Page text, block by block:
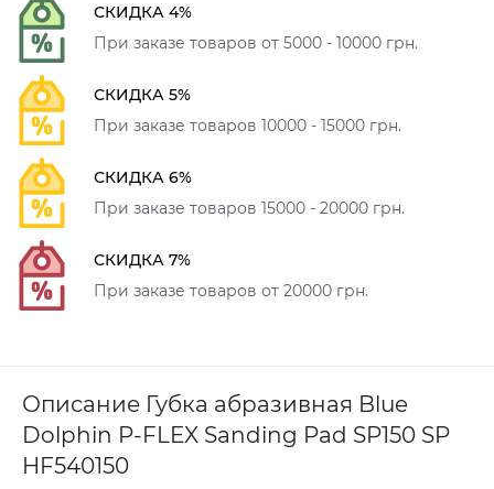
СКИДКА 4%
При заказе товаров от 5000 - 10000 грн.
СКИДКА 5%
При заказе товаров 10000 - 15000 грн.
СКИДКА 6%
При заказе товаров 15000 - 20000 грн.
СКИДКА 7%
При заказе товаров от 20000 грн.
Описание Губка абразивная Blue
Dolphin P-FLEX Sanding Pad SP150 SP
HF540150